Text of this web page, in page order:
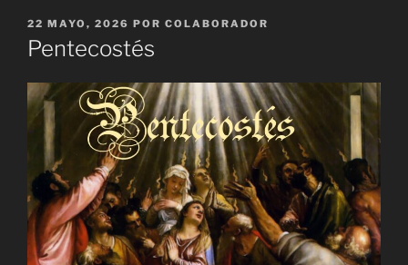
PUBLICADO
EL
22 MAYO, 2026 POR COLABORADOR
Pentecostés